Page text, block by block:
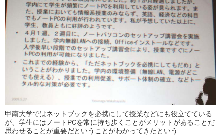
甲南大学ではネットブックを必携にして授業などにも役立てている
が、学生にはノートPCを常に持ち歩くことがメリットがあることだ
思わせることが重要だということがわかってきたという